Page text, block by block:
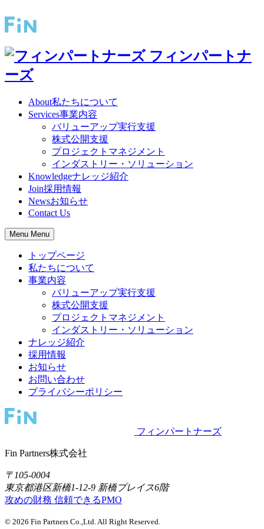
フィンパートナ
ーズ
About私たちについて
Services事業内容
バリューアップ実行支援
株式公開支援
プロジェクトマネジメント
インダストリー・ソリューション
Knowledgeナレッジ紹介
Join採用情報
Newsお知らせ
Contact Us
Menu Menu
トップページ
私たちについて
事業内容
バリューアップ実行支援
株式公開支援
プロジェクトマネジメント
インダストリー・ソリューション
ナレッジ紹介
採用情報
お知らせ
お問い合わせ
プライバシーポリシー
フィンパートナーズ
Fin Partners株式会社
〒105-0004
東京都港区新橋1-12-9 新橋プレイス6階
攻めの財務 信頼できるPMO
© 2026 Fin Partners Co.,Ltd. All Right Reserved.